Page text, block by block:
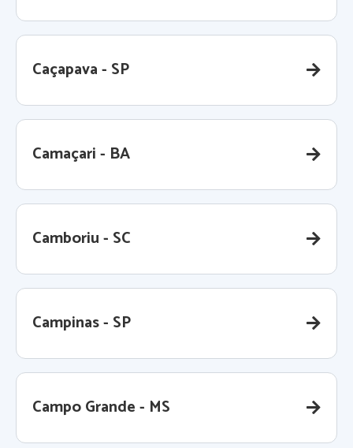
Caçapava - SP
Camaçari - BA
Camboriu - SC
Campinas - SP
Campo Grande - MS